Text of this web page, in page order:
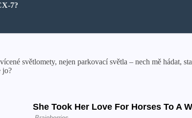
7?
světlomety, nejen parkovací světla – nech mě hádat,
jo?